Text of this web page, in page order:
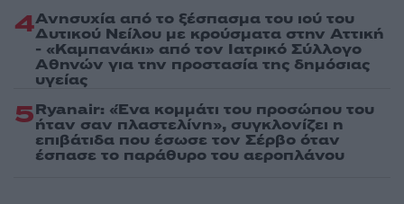
4Ανησυχία από το ξέσπασμα του ιού του
Δυτικού Νείλου με κρούσματα στην Αττική
- «Καμπανάκι» από τον Ιατρικό Σύλλογο
Αθηνών για την προστασία της δημόσιας
υγείας
5Ryanair: «Ένα κομμάτι του προσώπου του
ήταν σαν πλαστελίνη», συγκλονίζει η
επιβάτιδα που έσωσε τον Σέρβο όταν
έσπασε το παράθυρο του αεροπλάνου